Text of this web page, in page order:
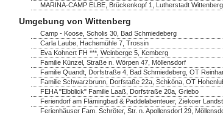
MARINA-CAMP ELBE, Brückenkopf 1, Lutherstadt
Umgebung von Wittenberg
Camp - Koose, Scholis 30, Bad Schmiedeberg
Carla Laube, Hachemühle 7, Trossin
Eva Kohnert FH ***, Weinberge 5, Kemberg
Familie Künzel, Straße n. Wörpen 47, Möllensdorf
Familie Quandt, Dorfstraße 4, Bad Schmiedeberg, OT
Familie Schwarzbrunn, Dorfstaße 22a, Schköna, OT
FEHA "Elbblick" Familie Laaß, Dorfstraße 20a, Griebo
Feriendorf am Flämingbad & Paddelabenteuer, Ziekoer
Ferienhäuser Fam. Schröter, Str. n. Apollensdorf 29,